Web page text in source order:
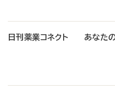
日刊薬業コネクト あなたの